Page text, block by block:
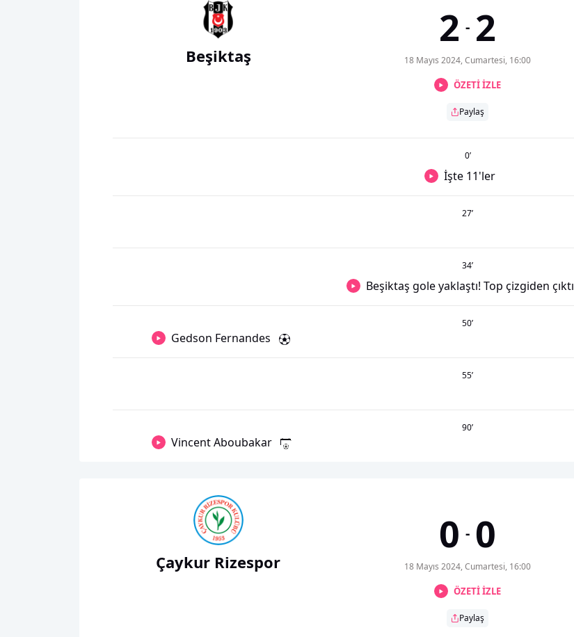
Beşiktaş
2 - 2
18 Mayıs 2024, Cumartesi, 16:00
ÖZETİ İZLE
Paylaş
0’
İşte 11'ler
27’
34’
Beşiktaş gole yaklaştı! Top çizgiden çıktı
50’
Gedson Fernandes
55’
90’
Vincent Aboubakar
Çaykur Rizespor
0 - 0
18 Mayıs 2024, Cumartesi, 16:00
ÖZETİ İZLE
Paylaş